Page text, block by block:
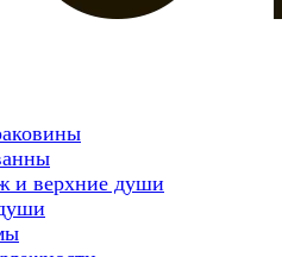
и верхние души